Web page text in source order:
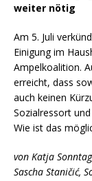
weiter nötig
Am 5. Juli
Einigung im
Ampelkoalition.
erreicht, dass
auch keinen
Sozialressort
Wie ist das
von Katja
Sascha Staničić,